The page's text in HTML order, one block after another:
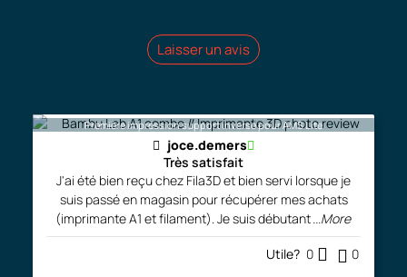
Laisser un avis
Première impression support inversé pour AMS Lite
joce.demers
Très satisfait
J'ai été bien reçu chez Fila3D et bien servi lorsque je
suis passé en magasin pour récupérer mes achats
(imprimante A1 et filament). Je suis débutant...More
Utile? 0 0